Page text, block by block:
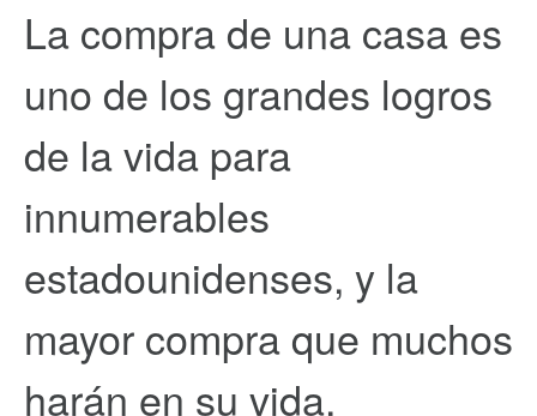
La compra de una casa es
uno de los grandes logros
de la vida para
innumerables
estadounidenses, y la
mayor compra que muchos
harán en su vida.